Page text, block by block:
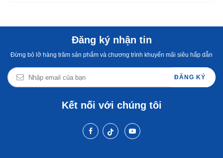
Đăng ký nhận tin
Đừng bỏ lỡ hàng trăm sản phẩm và chương trình khuyến mãi siêu hấp dẫn
ĐĂNG KÝ
Kết nối với chúng tôi